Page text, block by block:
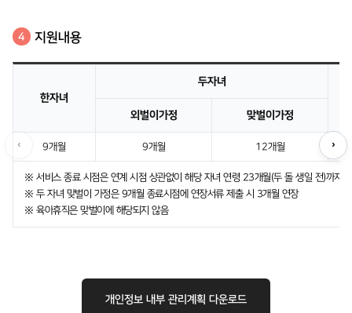
4 지원내용
‹ ›
한자녀
두자녀
외벌이가정 맞벌이가정
9개월 9개월 12개월
※ 서비스 종료 시점은 연계 시점 상관없이 해당 자녀 연령 23개월(두 돌 생일 전)까지
※ 두 자녀 맞벌이 가정은 9개월 종료시점에 연장서류 제출 시 3개월 연장
※ 육아휴직은 맞벌이에 해당되지 않음
개인정보 내부 관리계획 다운로드